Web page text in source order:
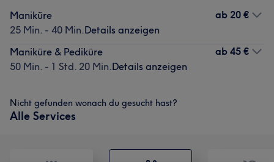
Maniküre
25 Min. - 40 Min.Details anzeigen
ab 20 €
Maniküre & Pediküre
50 Min. - 1 Std. 20 Min.Details anzeigen
ab 45 €
Nicht gefunden wonach du gesucht hast?
Alle Services